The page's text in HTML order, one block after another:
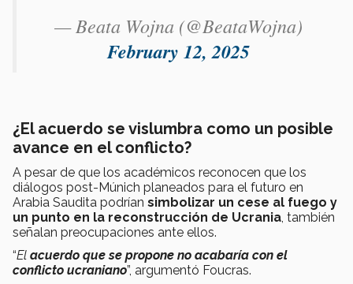
— Beata Wojna (@BeataWojna)
February 12, 2025
¿El acuerdo se vislumbra como un posible
avance en el conflicto?
A pesar de que los académicos reconocen que los
diálogos post-Múnich planeados para el futuro en
Arabia Saudita podrían simbolizar un cese al fuego y
un punto en la reconstrucción de Ucrania , también
señalan preocupaciones ante ellos.
“El acuerdo que se propone no acabaría con el
conflicto ucraniano”, argumentó Foucras.